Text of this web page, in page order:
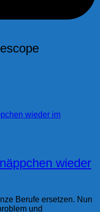
wieder
Berufe ersetzen. Nun
und